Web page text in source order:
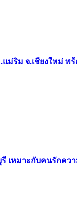
ริม จ.เชียงใหม่ พร้
หมาะกับคนรักควา